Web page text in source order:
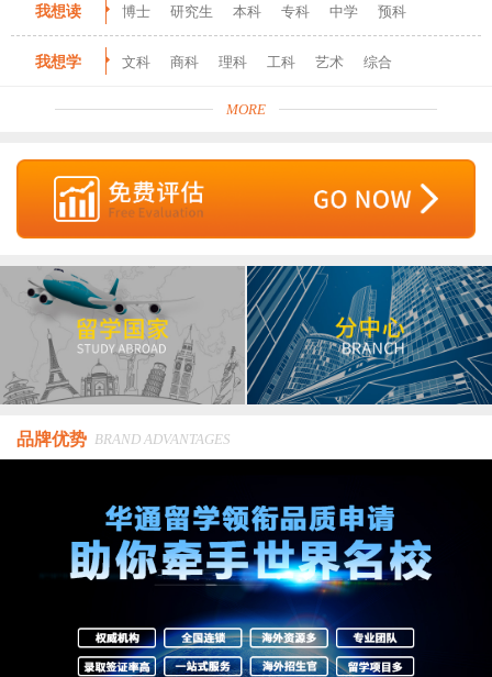
我想读 博士 研究生 本科 专科 中学 预科
我想学 文科 商科 理科 工科 艺术 综合
MORE
品牌优势 BRAND ADVANTAGES